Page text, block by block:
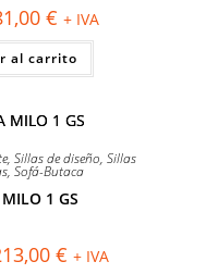
€.
€ El
precio
actual
es:
81,00 €.
+ IVA
al carrito
, Sillas de diseño, Sillas
, Sofá-Butaca
1 GS
€ El
precio
+ IVA